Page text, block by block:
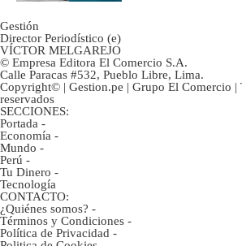
Gestión
Director Periodístico (e)
VÍCTOR MELGAREJO
© Empresa Editora El Comercio S.A.
Calle Paracas #532, Pueblo Libre, Lima.
Copyright© | Gestion.pe | Grupo El Comercio |
reservados
SECCIONES:
Portada -
Economía -
Mundo -
Perú -
Tu Dinero -
Tecnología
CONTACTO:
¿Quiénes somos? -
Términos y Condiciones -
Política de Privacidad -